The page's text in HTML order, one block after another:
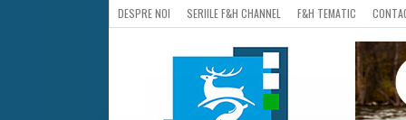
DESPRE NOI SERIILE F&H CHANNEL F&H TEMATIC